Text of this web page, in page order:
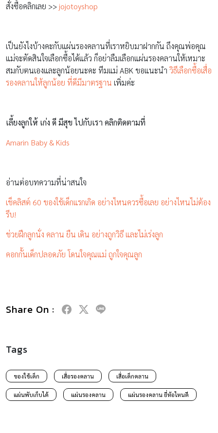
สั่งซื้อคลิกเลย >>jojotoyshop
เป็นยังไงบ้างคะกับแผ่นรองคลานที่เราหยิบมาฝากกัน ถึงคุณพ่อคุณ
แม่จะตัดสินใจเลือกซื้อได้แล้ว ก็อย่าลืมเลือกแผ่นรองคลานให้เหมาะ
สมกับตนเองและลูกน้อยนะคะ ทีมแม่ ABK ขอแนะนำ วิธีเลือกซื้อเสื่อ
รองคลานให้ลูกน้อย ที่ดีมีมาตรฐาน เพิ่มค่ะ
เลี้ยงลูกให้ เก่ง ดี มีสุข ไปกับเรา คลิกติดตามที่
Amarin Baby & Kids
อ่านต่อบทความที่น่าสนใจ
เช็คลิสต์ 60 ของใช้เด็กแรกเกิด อย่างไหนควรซื้อเลย อย่างไหนไม่ต้อง
รีบ!
ช่วยฝึกลูกนั่ง คลาน ยืน เดิน อย่างถูกวิธี และไม่เร่งลูก
คอกกั้นเด็กปลอดภัย โดนใจคุณแม่ ถูกใจคุณลูก
Share On :
Tags
ของใช้เด็ก เสื่อรองคลาน เสื่อเด็กคลาน
แผ่นพับเก็บได้ แผ่นรองคลาน แผ่นรองคลาน ยี่ห้อไหนดี